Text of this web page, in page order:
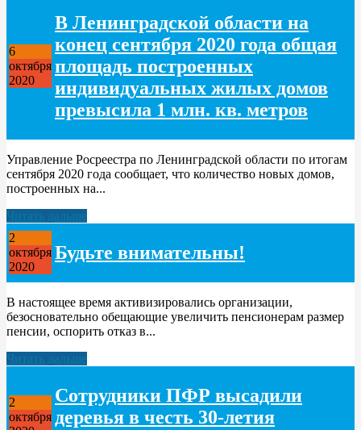
6
октября
2020
В Ленинградской области на
конец сентября 2020 года общая
площадь построенных
индивидуальных жилых домов
превысила 1 млн. кв. метров
Управление Росреестра по Ленинградской области по итогам
сентября 2020 года сообщает, что количество новых домов,
построенных на...
Читать дальше
2
октября
2020
Будьте внимательны!
В настоящее время активизировались организации,
безосновательно обещающие увеличить пенсионерам размер
пенсии, оспорить отказ в...
Читать дальше
2
октября
Сотрудники ПФР высадили
деревья в честь 30-летия